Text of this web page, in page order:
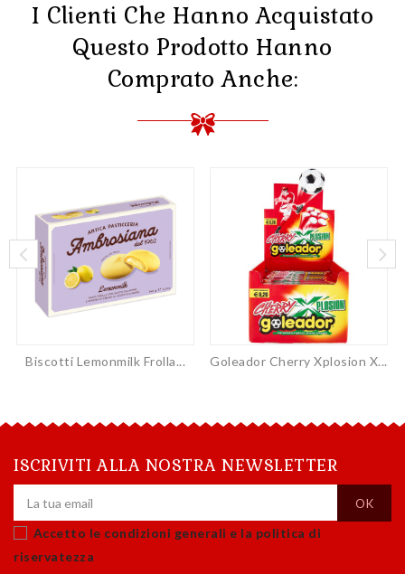
I Clienti Che Hanno Acquistato
Questo Prodotto Hanno
Comprato Anche:
Biscotti Lemonmilk Frolla... Goleador Cherry Xplosion X...
ISCRIVITI ALLA NOSTRA NEWSLETTER
Accetto le condizioni generali e la politica di
riservatezza